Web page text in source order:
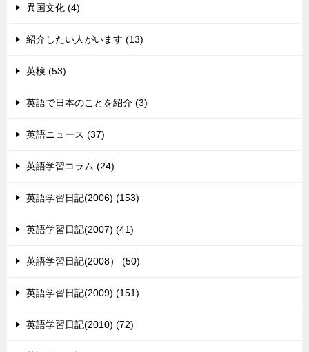
異国文化 (4)
紹介したい人がいます (13)
英検 (53)
英語で日本のことを紹介 (3)
英語ニュース (37)
英語学習コラム (24)
英語学習日記(2006) (153)
英語学習日記(2007) (41)
英語学習日記(2008） (50)
英語学習日記(2009) (151)
英語学習日記(2010) (72)